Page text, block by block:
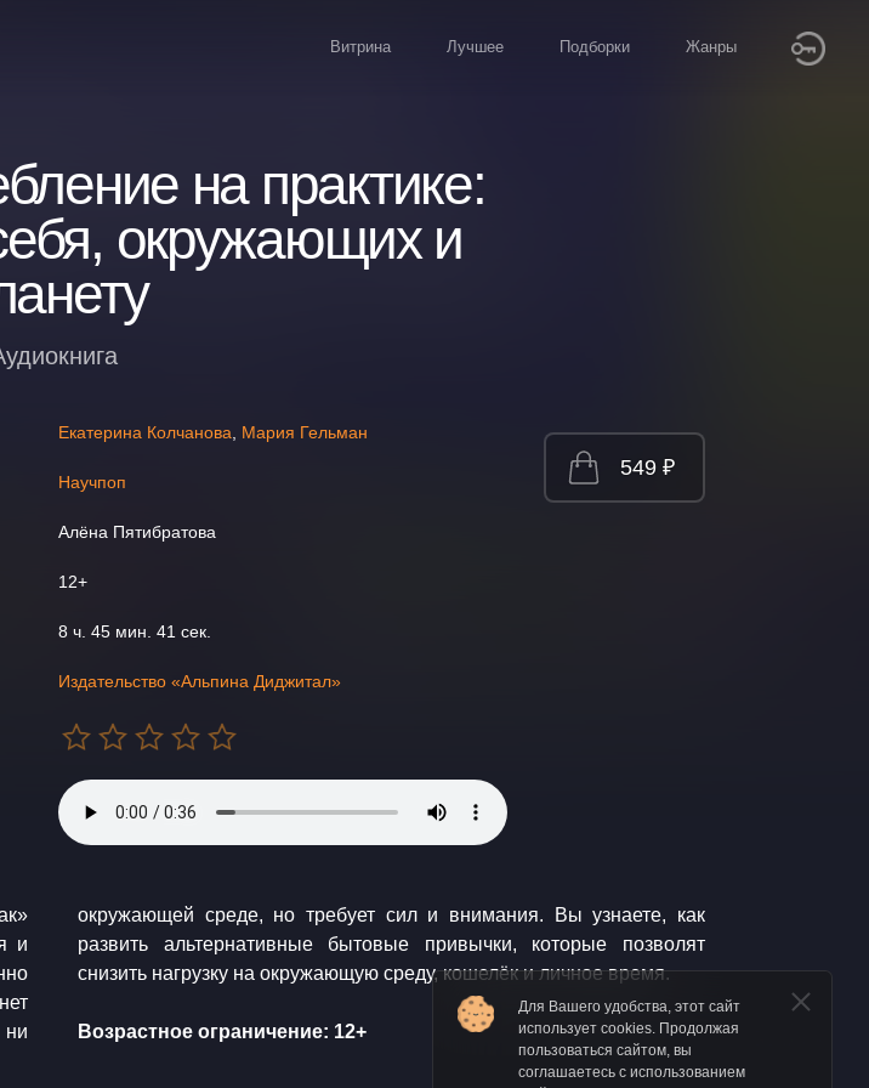
Витрина Лучшее Подборки Жанры
на практике:
окружающих и
Екатерина Колчанова Мария Гельман
Научпоп
Алёна Пятибратова
12+
8 ч. 45 мин. 41 сек.
Издательство «Альпина Диджитал»
549 ₽
и
снизить нагрузку на окружающую среду, кошелёк и личное время.
Возрастное ограничение: 12+
Для Вашего удобства, этот сайт
использует cookies. Продолжая
пользоваться сайтом, вы
соглашаетесь с использованием